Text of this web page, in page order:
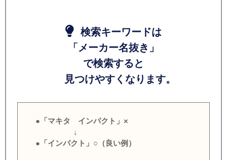
検索キーワードは
「メーカー名抜き」
で検索すると
見つけやすくなります。
●「マキタ インパクト」×
↓
●「インパクト」○（良い例）